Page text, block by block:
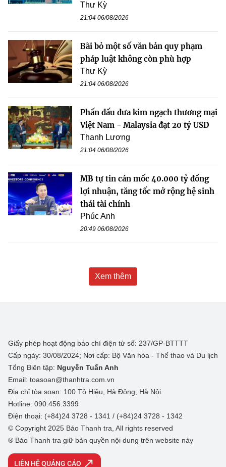
Thư Kỳ
21:04 06/08/2026
Bãi bỏ một số văn bản quy phạm
pháp luật không còn phù hợp
Thư Kỳ
21:04 06/08/2026
Phấn đấu đưa kim ngạch thương mại
Việt Nam - Malaysia đạt 20 tỷ USD
Thanh Lương
21:04 06/08/2026
MB tự tin cán mốc 40.000 tỷ đồng
lợi nhuận, tăng tốc mở rộng hệ sinh
thái tài chính
Phúc Anh
20:49 06/08/2026
Xem thêm
Giấy phép hoạt động báo chí điện tử số: 237/GP-BTTTT
Cấp ngày: 30/08/2024; Nơi cấp: Bộ Văn hóa - Thể thao và Du lịch
Tổng Biên tập: Nguyễn Tuấn Anh
Email: toasoan@thanhtra.com.vn
Địa chỉ tòa soạn: 100 Tô Hiệu, Hà Đông, Hà Nội.
Hotline: 090.456.3399
Điện thoại: (+84)24 3728 - 1341 / (+84)24 3728 - 1342
© Copyright 2025 Báo Thanh tra, All rights reserved
® Báo Thanh tra giữ bản quyền nội dung trên website này
LIÊN HỆ QUẢNG CÁO